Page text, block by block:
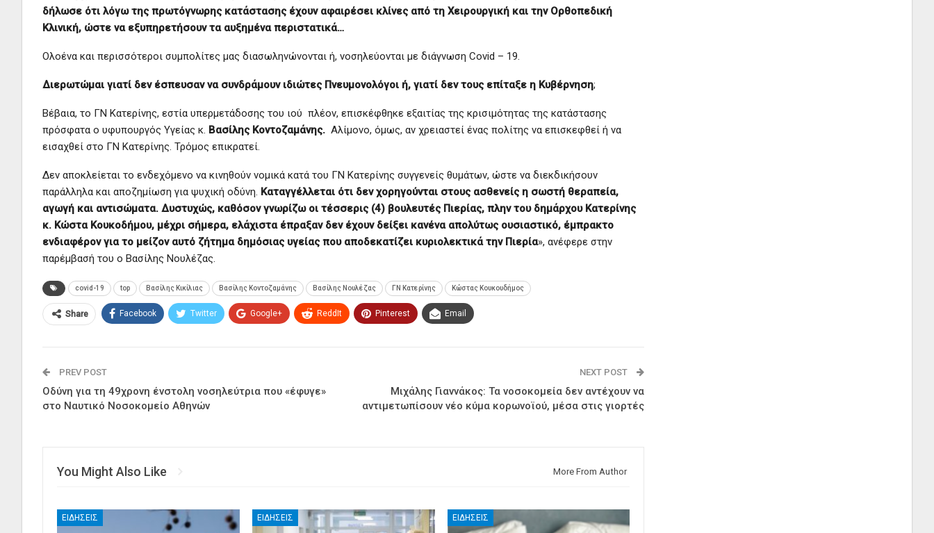
δήλωσε ότι λόγω της πρωτόγνωρης κατάστασης έχουν αφαιρέσει κλίνες από τη Χειρουργική και την Ορθοπεδική
Κλινική, ώστε να εξυπηρετήσουν τα αυξημένα περιστατικά…
Ολοένα και περισσότεροι συμπολίτες μας διασωληνώνονται ή, νοσηλεύονται με διάγνωση Covid – 19.
Διερωτώμαι γιατί δεν έσπευσαν να συνδράμουν ιδιώτες Πνευμονολόγοι ή, γιατί δεν τους επίταξε η Κυβέρνηση;
Βέβαια, το ΓΝ Κατερίνης, εστία υπερμετάδοσης του ιού πλέον, επισκέφθηκε εξαιτίας της κρισιμότητας της κατάστασης
πρόσφατα ο υφυπουργός Υγείας κ. Βασίλης Κοντοζαμάνης. Αλίμονο, όμως, αν χρειαστεί ένας πολίτης να επισκεφθεί ή να
εισαχθεί στο ΓΝ Κατερίνης. Τρόμος επικρατεί.
Δεν αποκλείεται το ενδεχόμενο να κινηθούν νομικά κατά του ΓΝ Κατερίνης συγγενείς θυμάτων, ώστε να διεκδικήσουν
παράλληλα και αποζημίωση για ψυχική οδύνη. Καταγγέλλεται ότι δεν χορηγούνται στους ασθενείς η σωστή θεραπεία,
αγωγή και αντισώματα. Δυστυχώς, καθόσον γνωρίζω οι τέσσερις (4) βουλευτές Πιερίας, πλην του δημάρχου Κατερίνης
κ. Κώστα Κουκοδήμου, μέχρι σήμερα, ελάχιστα έπραξαν δεν έχουν δείξει κανένα απολύτως ουσιαστικό, έμπρακτο
ενδιαφέρον για το μείζον αυτό ζήτημα δημόσιας υγείας που αποδεκατίζει κυριολεκτικά την Πιερία», ανέφερε στην
παρέμβασή του ο Βασίλης Νουλέζας.
covid-19 top Βασίλης Κικίλιας Βασίλης Κοντοζαμάνης Βασίλης Νουλέζας ΓΝ Κατερίνης Κώστας Κουκουδήμος
Share Facebook Twitter Google+ ReddIt Pinterest Email
PREV POST
Οδύνη για τη 49χρονη ένστολη νοσηλεύτρια που «έφυγε»
στο Ναυτικό Νοσοκομείο Αθηνών
NEXT POST
Μιχάλης Γιαννάκος: Τα νοσοκομεία δεν αντέχουν να
αντιμετωπίσουν νέο κύμα κορωνοϊού, μέσα στις γιορτές
You Might Also Like More From Author
ΕΙΔΉΣΕΙΣ ΕΙΔΉΣΕΙΣ ΕΙΔΉΣΕΙΣ